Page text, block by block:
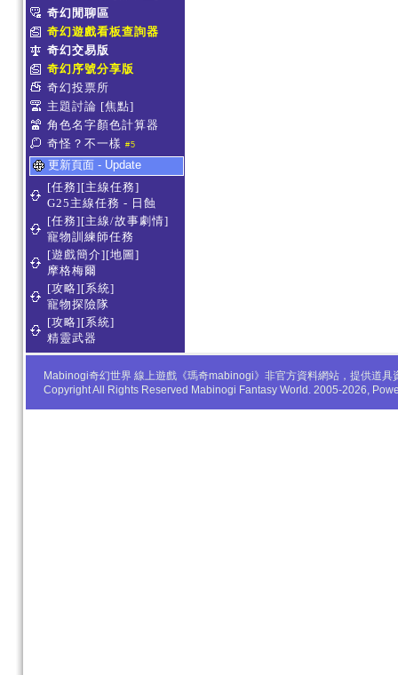
奇幻閒聊區
奇幻遊戲看板查詢器
奇幻交易版
奇幻序號分享版
奇幻投票所
主題討論 [焦點]
角色名字顏色計算器
奇怪？不一樣 #5
更新頁面 - Update
[任務][主線任務]
G25主線任務 - 日蝕
[任務][主線/故事劇情]
寵物訓練師任務
[遊戲簡介][地圖]
摩格梅爾
[攻略][系統]
寵物探險隊
[攻略][系統]
精靈武器
Mabinogi奇幻世界 線上遊戲《瑪奇mabinogi》非官方資料網站，提供道
Copyright All Rights Reserved Mabinogi Fantasy World. 2005-2026,